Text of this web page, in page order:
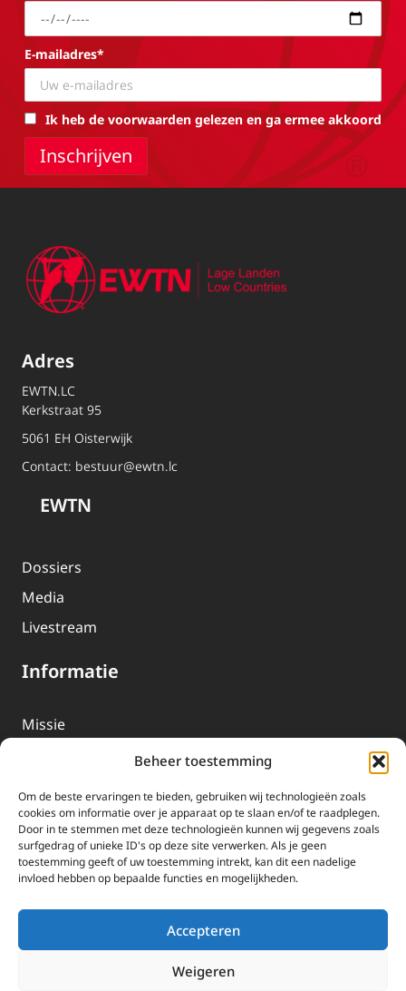
Beheer toestemming
Om de beste ervaringen te bieden, gebruiken wij technologieën zoals
cookies om informatie over je apparaat op te slaan en/of te raadplegen.
Door in te stemmen met deze technologieën kunnen wij gegevens zoals
surfgedrag of unieke ID's op deze site verwerken. Als je geen
toestemming geeft of uw toestemming intrekt, kan dit een nadelige
invloed hebben op bepaalde functies en mogelijkheden.
Accepteren
Weigeren
E-mailadres*
Ik heb de voorwaarden gelezen en ga ermee akkoord
Adres
EWTN.LC
Kerkstraat 95
5061 EH Oisterwijk
Contact: bestuur@ewtn.lc
EWTN
Dossiers
Media
Livestream
Informatie
Missie
EWTN-Team
Organisatiegegevens
Doneren
EWTN wordt uitsluitend gefinancierd door uw donaties.
Wij ontvangen bewust geen advertentie-inkomsten of